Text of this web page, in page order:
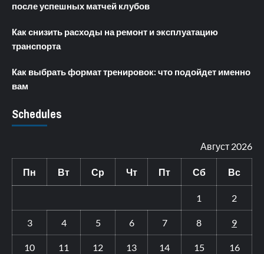
после успешных матчей клубов
Как снизить расходы на ремонт и эксплуатацию
транспорта
Как выбрать формат тренировок: что подойдет именно
вам
Schedules
Август 2026
Пн Вт Ср Чт Пт Сб Вс
1 2
3 4 5 6 7 8 9
10 11 12 13 14 15 16